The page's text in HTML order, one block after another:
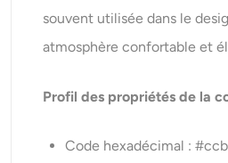
souvent utilisée dans le
atmosphère confortable et
Profil des propriétés de la
Code hexadécimal :